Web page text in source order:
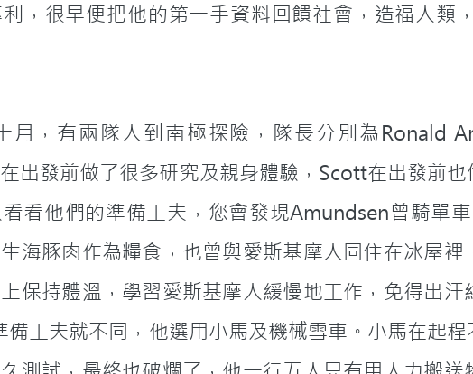
，很早便把他的第一手資料回饋社會，造福人類
月，有兩隊人到南極探險，隊長分別為Ronald
出發前做了很多研究及親身體驗，Scott在出發前
看他們的準備工夫，您會發現Amundsen曾騎單
海豚肉作為糧食，也曾與愛斯基摩人同住在冰屋
保持體溫，學習愛斯基摩人緩慢地工作，免得出
備工夫就不同，他選用小馬及機械雪車。小馬在起